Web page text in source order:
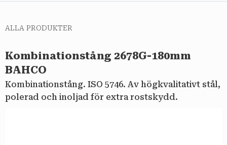
ALLA PRODUKTER
Kombinationstång 2678G-180mm
BAHCO
Kombinationstång. ISO 5746. Av högkvalitativt stål,
polerad och inoljad för extra rostskydd.